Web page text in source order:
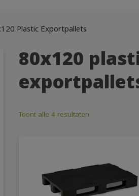
Plastic Exportpallets
80x120
Toont alle 4 resultaten